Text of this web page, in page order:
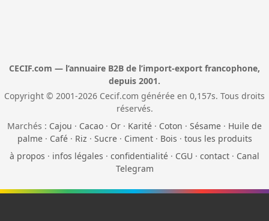
CECIF.com — l’annuaire B2B de l’import-export francophone,
depuis 2001.
Copyright © 2001-2026 Cecif.com générée en 0,157s. Tous droits
réservés.
Marchés : Cajou · Cacao · Or · Karité · Coton · Sésame · Huile de
palme· Café· Riz · Sucre· Ciment· Bois · tous les produits
à propos · infos légales · confidentialité · CGU · contact · Canal
Telegram